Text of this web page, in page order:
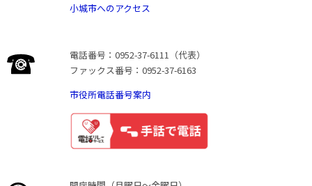
小城市へのアクセス
電話番号：0952-37-6111（代表）
ファックス番号：0952-37-6163
市役所電話番号案内